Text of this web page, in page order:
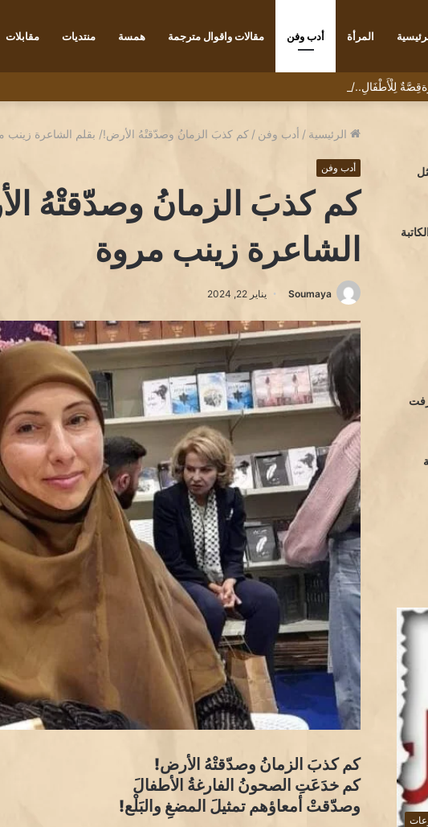
المرأة أدب وفن مقالات واقوال مترجمة همسة منتديات مقابلات
لِلْأَطْفَالِ../ بقلم الكاتب رضا يونس
الرئيسية / أدب وفن / كم كذبَ الزمانُ وصدّقتْهُ الأرض!/ بقلم الشاعرة زينب
أدب وفن
كم كذبَ الزمانُ وصدّقتْهُ
الشاعرة زينب مروة
Soumaya يناير 22, 2024
كم كذبَ الزمانُ وصدّقتْهُ الأرض!
كم خدَعَتِ الصحونُ الفارغةُ الأطفالَ
وصدّقتْ أمعاؤهم تمثيلَ المضغِ والبَلْع!